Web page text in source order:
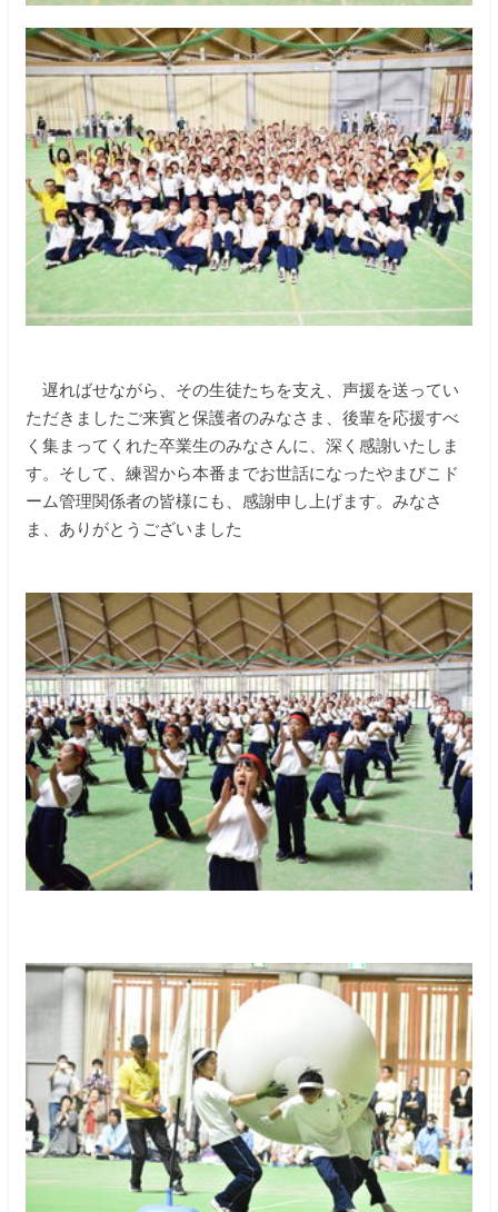
遅ればせながら、その生徒たちを支え、声援を送ってい
ただきましたご来賓と保護者のみなさま、後輩を応援すべ
く集まってくれた卒業生のみなさんに、深く感謝いたしま
す。そして、練習から本番までお世話になったやまびこド
ーム管理関係者の皆様にも、感謝申し上げます。みなさ
ま、ありがとうございました